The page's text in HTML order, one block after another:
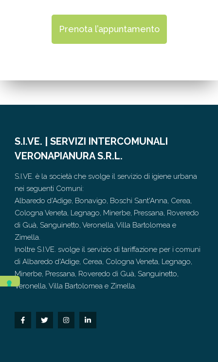
Prenota l’appuntamento
S.I.VE. | SERVIZI INTERCOMUNALI
VERONAPIANURA S.R.L.
S.I.VE. è la società che svolge il servizio di igiene urbana
nei seguenti Comuni:
Albaredo d'Adige, Bonavigo, Boschi Sant'Anna, Cerea,
Cologna Veneta, Legnago, Minerbe, Pressana, Roveredo
di Guà, Sanguinetto, Veronella, Villa Bartolomea e
Zimella.
Inoltre S.I.VE. svolge il servizio di tariffazione per i comuni
di Albaredo d'Adige, Cerea, Cologna Veneta, Legnago,
Minerbe, Pressana, Roveredo di Guà, Sanguinetto,
Veronella, Villa Bartolomea e Zimella.